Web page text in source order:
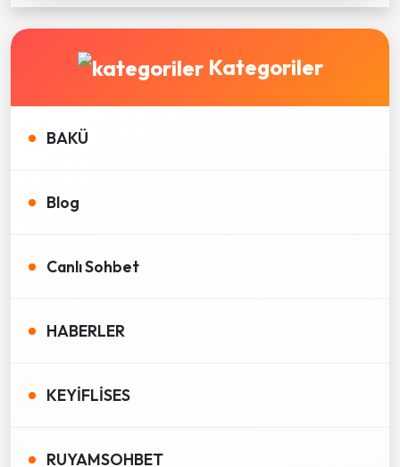
Kategoriler
BAKÜ
Blog
Canlı Sohbet
HABERLER
KEYİFLİSES
RUYAMSOHBET